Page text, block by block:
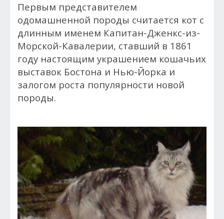
Первым представителем
одомашненной породы считается кот с
длинным именем Капитан-Дженкс-из-
Морской-Кавалерии, ставший в 1861
году настоящим украшением кошачьих
выставок Бостона и Нью-Йорка и
залогом роста популярности новой
породы.